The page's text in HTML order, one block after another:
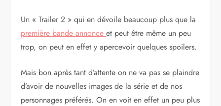
Un « Trailer 2 » qui en dévoile beaucoup plus que la
première bande annonceet peut être même un peu
trop, on peut en effet y apercevoir quelques spoilers.
Mais bon après tant d’attente on ne va pas se plaindre
d’avoir de nouvelles images de la série et de nos
personnages préférés. On en voit en effet un peu plus